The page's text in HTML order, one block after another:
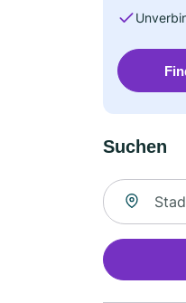
Suchen
Suche nach